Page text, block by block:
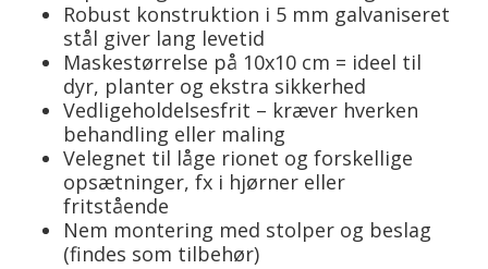
Robust konstruktion i 5 mm galvaniseret
stål giver lang levetid
Maskestørrelse på 10x10 cm = ideel til
dyr, planter og ekstra sikkerhed
Vedligeholdelsesfrit – kræver hverken
behandling eller maling
Velegnet til låge rionet og forskellige
opsætninger, fx i hjørner eller
fritstående
Nem montering med stolper og beslag
(findes som tilbehør)